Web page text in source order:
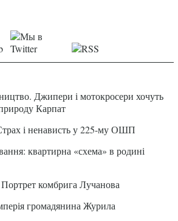
Джипери і мотокросери хочуть
Карпат
і ненависть у 225-му ОШП
квартирна «схема» в родині
комбрига Лучанова
громадянина Журила